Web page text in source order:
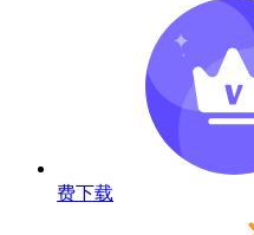
费下载